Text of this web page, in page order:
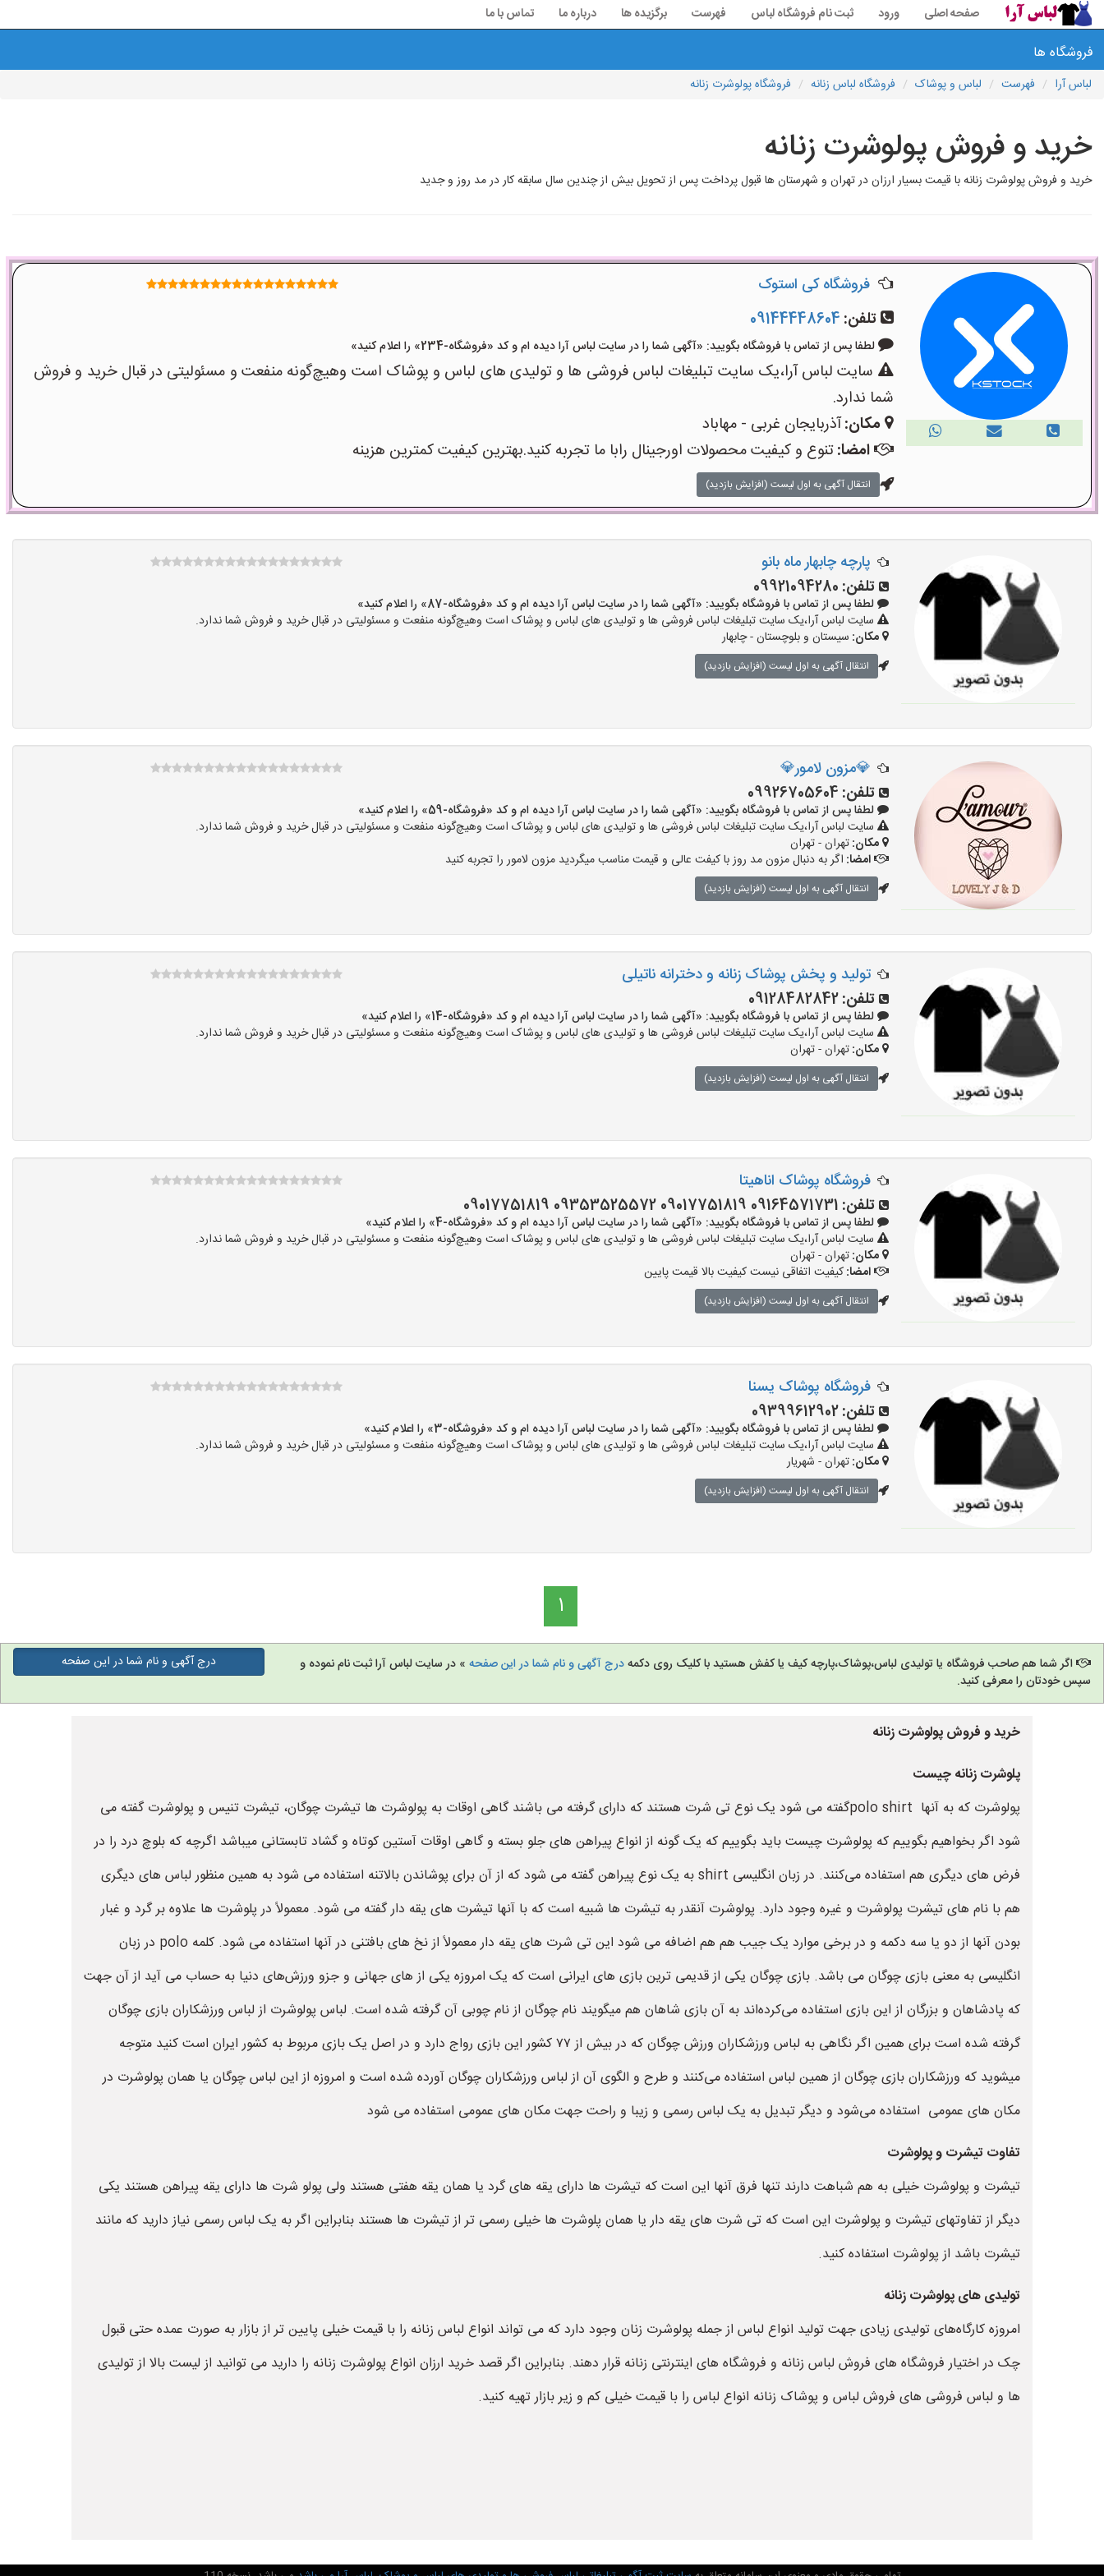
صفحه اصلی ورود ثبت نام فروشگاه لباس فهرست برگزیده ها درباره ما تماس با ما
فروشگاه ها
لباس آرا فهرست لباس و پوشاک فروشگاه لباس زنانه فروشگاه پولوشرت زنانه
خرید و فروش پولوشرت زنانه
خرید و فروش پولوشرت زنانه با قیمت بسیار ارزان در تهران و شهرستان ها قبول پرداخت پس از تحویل بیش از چندین سال سابقه کار در مد روز و جدید
فروشگاه کی استوک
تلفن: 09144448604
لطفا پس از تماس با فروشگاه بگویید: «آگهی شما را در سایت لباس آرا دیده ام و کد «فروشگاه-234» را اعلام کنید»
سایت لباس آرا،یک سایت تبلیغات لباس فروشی ها و تولیدی های لباس و پوشاک است وهیچ‌گونه منفعت و مسئولیتی در قبال خرید و فروش
شما ندارد.
مکان:آذربایجان غربی - مهاباد
امضا:تنوع و کیفیت محصولات اورجینال رابا ما تجربه کنید.بهترین کیفیت کمترین هزینه
انتقال آگهی به اول لیست (افزایش بازدید)
پارچه چابهار ماه بانو
تلفن: 09921094280
لطفا پس از تماس با فروشگاه بگویید: «آگهی شما را در سایت لباس آرا دیده ام و کد «فروشگاه-87» را اعلام کنید»
سایت لباس آرا،یک سایت تبلیغات لباس فروشی ها و تولیدی های لباس و پوشاک است وهیچ‌گونه منفعت و مسئولیتی در قبال خرید و فروش شما ندارد.
مکان: سیستان و بلوچستان - چابهار
انتقال آگهی به اول لیست (افزایش بازدید)
💎مزون لامور💎
تلفن: 09926705604
لطفا پس از تماس با فروشگاه بگویید: «آگهی شما را در سایت لباس آرا دیده ام و کد «فروشگاه-59» را اعلام کنید»
سایت لباس آرا،یک سایت تبلیغات لباس فروشی ها و تولیدی های لباس و پوشاک است وهیچ‌گونه منفعت و مسئولیتی در قبال خرید و فروش شما ندارد.
مکان:تهران - تهران
امضا: اگر به دنبال مزون مد روز با کیفت عالی و قیمت مناسب میگردید مزون لامور را تجربه کنید
انتقال آگهی به اول لیست (افزایش بازدید)
تولید و پخش پوشاک زنانه و دخترانه ناتیلی
تلفن:09128482842
لطفا پس از تماس با فروشگاه بگویید: «آگهی شما را در سایت لباس آرا دیده ام و کد «فروشگاه-14» را اعلام کنید»
سایت لباس آرا،یک سایت تبلیغات لباس فروشی ها و تولیدی های لباس و پوشاک است وهیچ‌گونه منفعت و مسئولیتی در قبال خرید و فروش شما ندارد.
مکان:تهران - تهران
انتقال آگهی به اول لیست (افزایش بازدید)
فروشگاه پوشاک اناهیتا
تلفن: 09164571731 09017751819 09353525572 09017751819
لطفا پس از تماس با فروشگاه بگویید: «آگهی شما را در سایت لباس آرا دیده ام و کد «فروشگاه-4» را اعلام کنید»
سایت لباس آرا،یک سایت تبلیغات لباس فروشی ها و تولیدی های لباس و پوشاک است وهیچ‌گونه منفعت و مسئولیتی در قبال خرید و فروش شما ندارد.
مکان:تهران - تهران
امضا:کیفیت اتفاقی نیست کیفیت بالا قیمت پایین
انتقال آگهی به اول لیست (افزایش بازدید)
فروشگاه پوشاک یسنا
تلفن:09399612902
لطفا پس از تماس با فروشگاه بگویید: «آگهی شما را در سایت لباس آرا دیده ام و کد «فروشگاه-3» را اعلام کنید»
سایت لباس آرا،یک سایت تبلیغات لباس فروشی ها و تولیدی های لباس و پوشاک است وهیچ‌گونه منفعت و مسئولیتی در قبال خرید و فروش شما ندارد.
مکان:تهران - شهریار
انتقال آگهی به اول لیست (افزایش بازدید)
1
اگر شما هم صاحب فروشگاه یا تولیدی لباس،پوشاک،پارچه کیف یا کفش هستید با کلیک روی دکمهدرج آگهی و نام شما در این صفحه » در سایت لباس آرا ثبت نام نموده و
سپس خودتان را معرفی کنید.
درج آگهی و نام شما در این صفحه
خرید و فروش پولوشرت زنانه
پلوشرت زنانه چیست
پولوشرت که به آنها polo shirtگفته می شود یک نوع تی شرت هستند که دارای گرفته می باشند گاهی اوقات به پولوشرت ها تیشرت چوگان، تیشرت تنیس و پولوشرت گفته می
شود اگر بخواهیم بگوییم که پولوشرت چیست باید بگوییم که یک گونه از انواع پیراهن های جلو بسته و گاهی اوقات آستین کوتاه و گشاد تابستانی میباشد اگرچه که بلوچ درد را در
فرض های دیگری هم استفاده می‌کنند. در زبان انگلیسی shirt به یک نوع پیراهن گفته می شود که از آن برای پوشاندن بالاتنه استفاده می شود به همین منظور لباس های دیگری
هم با نام های تیشرت پولوشرت و غیره وجود دارد. پولوشرت آنقدر به تیشرت ها شبیه است که با آنها تیشرت های یقه دار گفته می شود. معمولاً در پلوشرت ها علاوه بر گرد و غبار
بودن آنها از دو یا سه دکمه و در برخی موارد یک جیب هم هم اضافه می شود این تی شرت های یقه دار معمولاً از نخ های بافتنی در آنها استفاده می شود. کلمه polo در زبان
انگلیسی به معنی بازی چوگان می باشد. بازی چوگان یکی از قدیمی ترین بازی های ایرانی است که یک امروزه یکی از های جهانی و جزو ورزش‌های دنیا به حساب می آید از آن جهت
که پادشاهان و بزرگان از این بازی استفاده می‌کرده‌اند به آن بازی شاهان هم میگویند نام چوگان از نام چوبی آن گرفته شده است. لباس پولوشرت از لباس ورزشکاران بازی چوگان
گرفته شده است برای همین اگر نگاهی به لباس ورزشکاران ورزش چوگان که در بیش از ۷۷ کشور این بازی رواج دارد و در اصل یک بازی مربوط به کشور ایران است کنید متوجه
میشوید که ورزشکاران بازی چوگان از همین لباس استفاده می‌کنند و طرح و الگوی آن از لباس ورزشکاران چوگان آورده شده است و امروزه از این لباس چوگان یا همان پولوشرت در
مکان های عمومی استفاده می‌شود و دیگر تبدیل به یک لباس رسمی و زیبا و راحت جهت مکان های عمومی استفاده می شود
تفاوت تیشرت و پولوشرت
تیشرت و پولوشرت خیلی به هم شباهت دارند تنها فرق آنها این است که تیشرت ها دارای یقه های گرد یا همان یقه هفتی هستند ولی پولو شرت ها دارای یقه پیراهن هستند یکی
دیگر از تفاوتهای تیشرت و پولوشرت این است که تی شرت های یقه دار یا همان پلوشرت ها خیلی رسمی تر از تیشرت ها هستند بنابراین اگر به یک لباس رسمی نیاز دارید که مانند
تیشرت باشد از پولوشرت استفاده کنید.
تولیدی های پولوشرت زنانه
امروزه کارگاه‌های تولیدی زیادی جهت تولید انواع لباس از جمله پولوشرت زنان وجود دارد که می تواند انواع لباس زنانه را با قیمت خیلی پایین تر از بازار به صورت عمده حتی قبول
چک در اختیار فروشگاه های فروش لباس زنانه و فروشگاه های اینترنتی زنانه قرار دهند. بنابراین اگر قصد خرید ارزان انواع پولوشرت زنانه را دارید می توانید از لیست بالا از تولیدی
ها و لباس فروشی های فروش لباس و پوشاک زنانه انواع لباس را با قیمت خیلی کم و زیر بازار تهیه کنید.